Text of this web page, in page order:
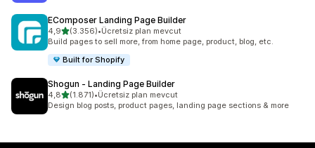
EComposer Landing Page Builder
4,95 yıldız üzerinden
(3.356)
toplam 3356 değerlendirme
•Ücretsiz plan mevcut
Build pages to sell more, from home page, product, blog, etc.
Built for Shopify
Shogun ‑ Landing Page Builder
4,85 yıldız üzerinden
(1.871)
toplam 1871 değerlendirme
•Ücretsiz plan mevcut
Design blog posts, product pages, landing page sections & more